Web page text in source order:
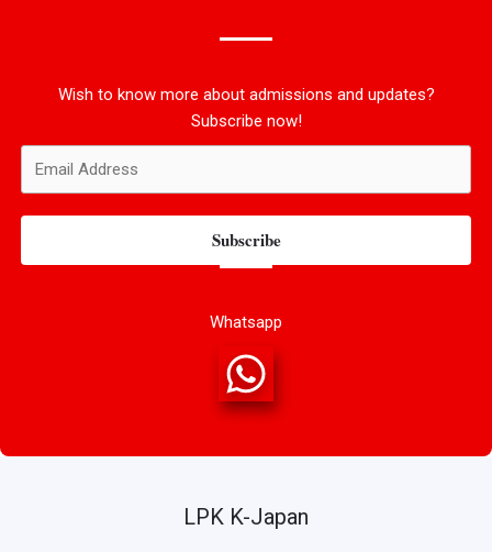
Wish to know more about admissions and updates?
Subscribe now!
Subscribe
Whatsapp
LPK K-Japan